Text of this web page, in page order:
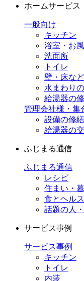
ホームサービス
一般向け
キッチン
浴室・お
洗面所
トイレ
壁・床など
水まわり
給湯器の
管理会社様・集
設備の修
給湯器の
ふじまる通信
ふじまる通信
レシピ
住まい・
食とヘル
話題の人
サービス事例
サービス事例
キッチン
トイレ
内装